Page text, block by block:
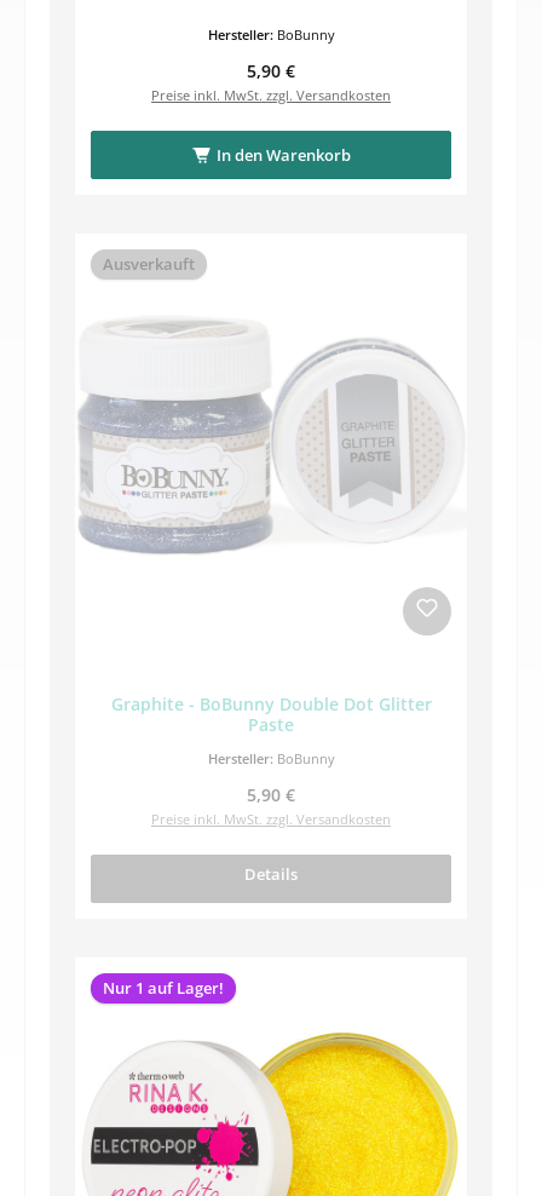
Hersteller: BoBunny
Regulärer Preis:
5,90 €
Preise inkl. MwSt. zzgl. Versandkosten
In den Warenkorb
Ausverkauft
Graphite - BoBunny Double Dot Glitter
Paste
Hersteller: BoBunny
Regulärer Preis:
5,90 €
Preise inkl. MwSt. zzgl. Versandkosten
Details
Nur 1 auf Lager!